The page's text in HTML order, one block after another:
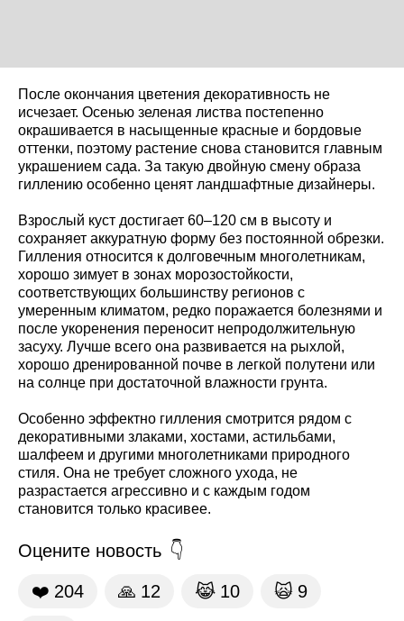
После окончания цветения декоративность не
исчезает. Осенью зеленая листва постепенно
окрашивается в насыщенные красные и бордовые
оттенки, поэтому растение снова становится главным
украшением сада. За такую двойную смену образа
гиллению особенно ценят ландшафтные дизайнеры.
Взрослый куст достигает 60–120 см в высоту и
сохраняет аккуратную форму без постоянной обрезки.
Гилления относится к долговечным многолетникам,
хорошо зимует в зонах морозостойкости,
соответствующих большинству регионов с
умеренным климатом, редко поражается болезнями и
после укоренения переносит непродолжительную
засуху. Лучше всего она развивается на рыхлой,
хорошо дренированной почве в легкой полутени или
на солнце при достаточной влажности грунта.
Особенно эффектно гилления смотрится рядом с
декоративными злаками, хостами, астильбами,
шалфеем и другими многолетниками природного
стиля. Она не требует сложного ухода, не
разрастается агрессивно и с каждым годом
становится только красивее.
Оцените новость
❤️ 204 🙏 12 😹 10 🙀 9